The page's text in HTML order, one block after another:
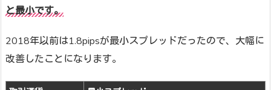
と最小です。
2018年以前は1.8pipsが最小スプレッドだったので、大幅に
改善したことになります。